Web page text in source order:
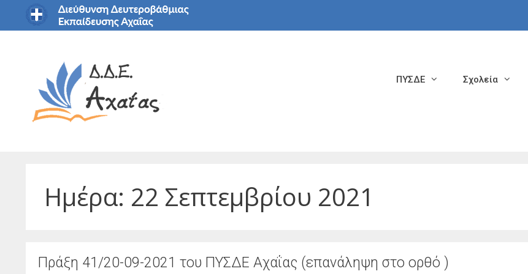
Μετάβαση
ΠΥΣΔΕ Σχολεία
Ημέρα: 22 Σεπτεμβρίου 2021
Πράξη 41/20-09-2021 του ΠΥΣΔΕ Αχαΐας (επανάληψη στο ορθό )